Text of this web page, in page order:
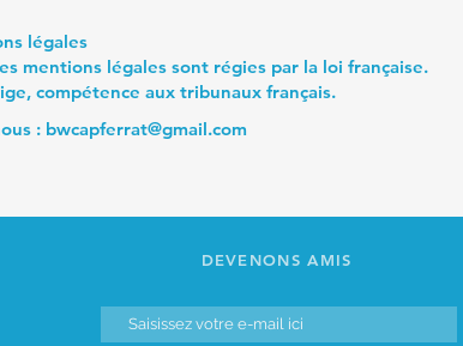
légales
mentions légales sont régies par la loi française.
compétence aux tribunaux français.
: bwcapferrat@gmail.com
DEVENONS AMIS